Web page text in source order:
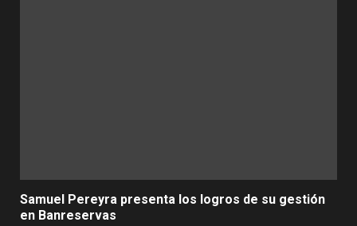
Samuel Pereyra presenta los logros de su gestión
en Banreservas